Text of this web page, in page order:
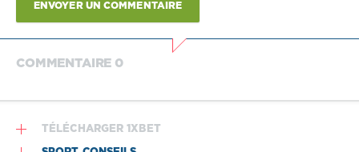
ENVOYER UN COMMENTAIRE
COMMENTAIRE 0
TÉLÉCHARGER 1XBET